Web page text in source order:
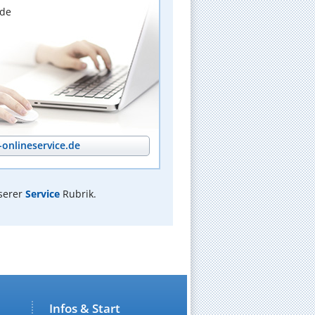
ServiceRubrik.
Infos & Start